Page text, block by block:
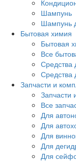
Шампунь
Шампунь
Бытовая химия
Бытовая
Все
Средства
Средства
Запчасти и
Запчасти
Все
Для
Для
Для
Для
Для